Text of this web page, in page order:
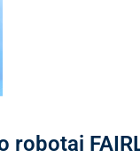
robotai